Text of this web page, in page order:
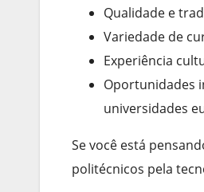
Qualidade e
Variedade de
Experiência
Oportunidades
universidades
Se você está
politécnicos pela